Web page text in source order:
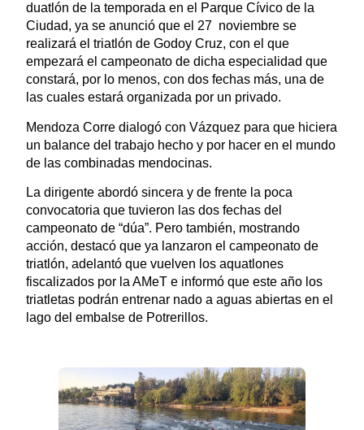
duatlón de la temporada en el Parque Cívico de la
Ciudad, ya se anunció que el 27 noviembre se
realizará el triatlón de Godoy Cruz, con el que
empezará el campeonato de dicha especialidad que
constará, por lo menos, con dos fechas más, una de
las cuales estará organizada por un privado.
Mendoza Corre dialogó con Vázquez para que hiciera
un balance del trabajo hecho y por hacer en el mundo
de las combinadas mendocinas.
La dirigente abordó sincera y de frente la poca
convocatoria que tuvieron las dos fechas del
campeonato de “dúa”. Pero también, mostrando
acción, destacó que ya lanzaron el campeonato de
triatlón, adelantó que vuelven los aquatlones
fiscalizados por la AMeT e informó que este año los
triatletas podrán entrenar nado a aguas abiertas en el
lago del embalse de Potrerillos.